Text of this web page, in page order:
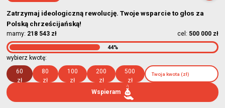
Zatrzymaj ideologiczną rewolucję. Twoje wsparcie to głos za
Polską chrześcijańską!
mamy: 218 543 zł cel: 500 000 zł
44%
wybierz kwotę:
60
zł
80
zł
100
zł
200
zł
500
zł
Wspieram